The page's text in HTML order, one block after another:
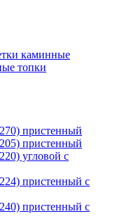
каминные
топки
пристенный
пристенный
угловой с
пристенный с
пристенный с